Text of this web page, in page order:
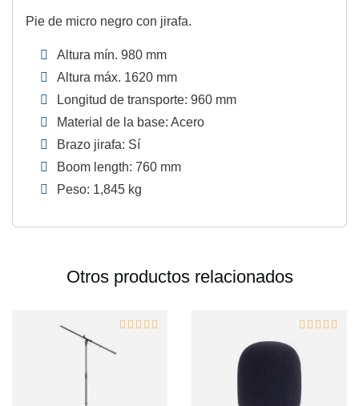
Pie de micro negro con jirafa.
Altura mín. 980 mm
Altura máx. 1620 mm
Longitud de transporte: 960 mm
Material de la base: Acero
Brazo jirafa: Sí
Boom length: 760 mm
Peso: 1,845 kg
Otros productos relacionados